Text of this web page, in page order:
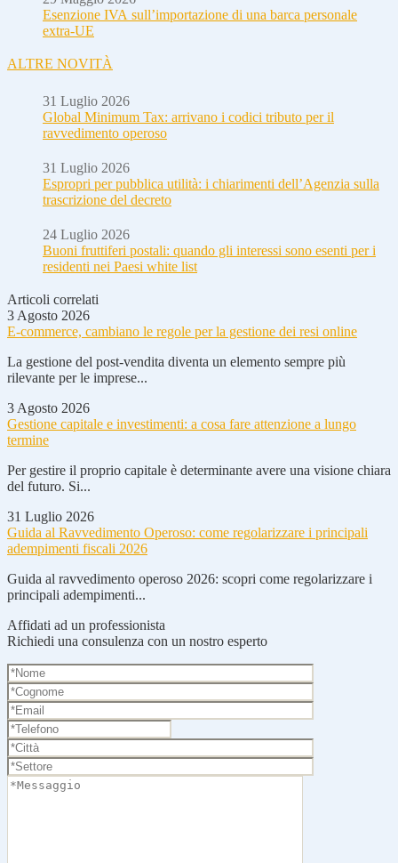
Esenzione IVA sull’importazione di una barca personale
extra-UE
ALTRE NOVITÀ
31 Luglio 2026
Global Minimum Tax: arrivano i codici tributo per il
ravvedimento operoso
31 Luglio 2026
Espropri per pubblica utilità: i chiarimenti dell’Agenzia sulla
trascrizione del decreto
24 Luglio 2026
Buoni fruttiferi postali: quando gli interessi sono esenti per i
residenti nei Paesi white list
Articoli correlati
3 Agosto 2026
E-commerce, cambiano le regole per la gestione dei resi online
La gestione del post-vendita diventa un elemento sempre più
rilevante per le imprese...
3 Agosto 2026
Gestione capitale e investimenti: a cosa fare attenzione a lungo
termine
Per gestire il proprio capitale è determinante avere una visione chiara
del futuro. Si...
31 Luglio 2026
Guida al Ravvedimento Operoso: come regolarizzare i principali
adempimenti fiscali 2026
Guida al ravvedimento operoso 2026: scopri come regolarizzare i
principali adempimenti...
Affidati ad un professionista
Richiedi una consulenza con un nostro esperto